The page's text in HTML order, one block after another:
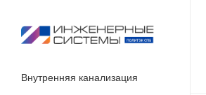
Внутренняя канализация